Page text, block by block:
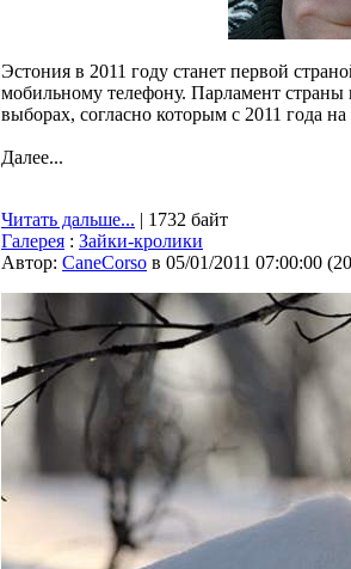
Эстония в 2011 году станет первой
мобильному телефону. Парламент страны
выборах, согласно которым с 2011 года
Далее...
Читать дальше... | 1732 байт
Галерея : Зайки-кролики
Автор: CaneCorso в 05/01/2011 07:00:00 (